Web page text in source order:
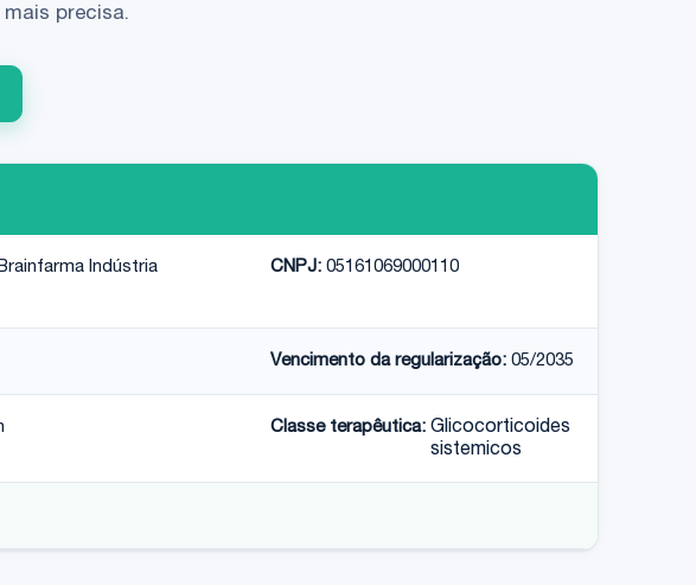
precisa.
Indústria
CNPJ: 05161069000110
Vencimento da regularização: 05/2035
Classe terapêutica: Glicocorticoides
sistemicos